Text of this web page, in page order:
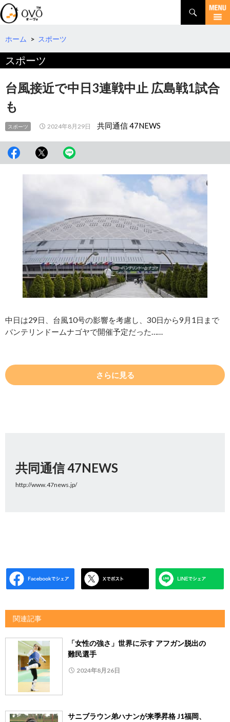
検
索
コ
テ
へ
ホーム > スポーツ
スポーツ
台風接近で中日3連戦中止 広島戦1試合
も
スポーツ 2024年8月29日 共同通信 47NEWS
中日は29日、台風10号の影響を考慮し、30日から9月1日まで
バンテリンドームナゴヤで開催予定だった……
さらに見る
共同通信 47NEWS
http://www.47news.jp/
関連記事
「女性の強さ」世界に示す アフガン脱出の
難民選手
2024年8月26日
サニブラウン弟ハナンが来季昇格 J1福岡、